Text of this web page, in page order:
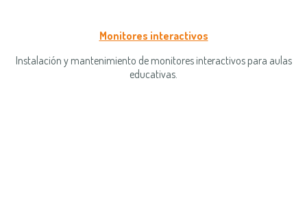
Monitores interactivos
Instalación y mantenimiento de monitores interactivos para aulas
educativas.